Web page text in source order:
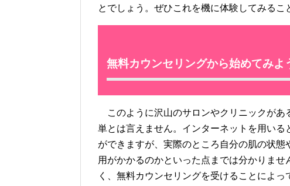
とでしょう。ぜひこれを機に体験してみるこ
無料カウンセリングから始めてみよ
このように沢山のサロンやクリニックがあ
単とは言えません。インターネットを用い
ができますが、実際のところ自分の肌の状
用がかかるのかといった点までは分かりま
く、無料カウンセリングを受けることによ